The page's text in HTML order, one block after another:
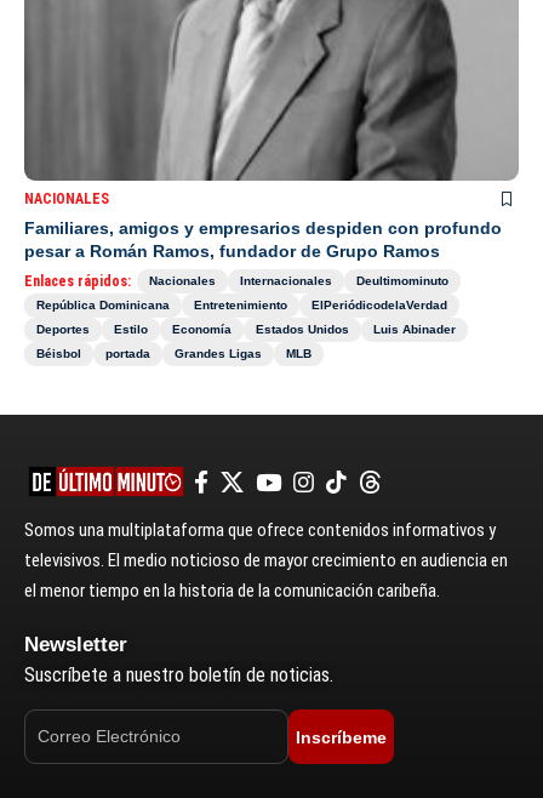
NACIONALES
Familiares, amigos y empresarios despiden con profundo
pesar a Román Ramos, fundador de Grupo Ramos
Enlaces rápidos: Nacionales Internacionales
Deultimominuto
República Dominicana
Entretenimiento
ElPeriódicodelaVerdad
Deportes
Estilo Economía Estados Unidos
Luis Abinader
Béisbol
portada Grandes Ligas MLB
Somos una multiplataforma que ofrece contenidos informativos y
televisivos. El medio noticioso de mayor crecimiento en audiencia en
el menor tiempo en la historia de la comunicación caribeña.
Newsletter
Suscríbete a nuestro boletín de noticias.
Inscríbeme